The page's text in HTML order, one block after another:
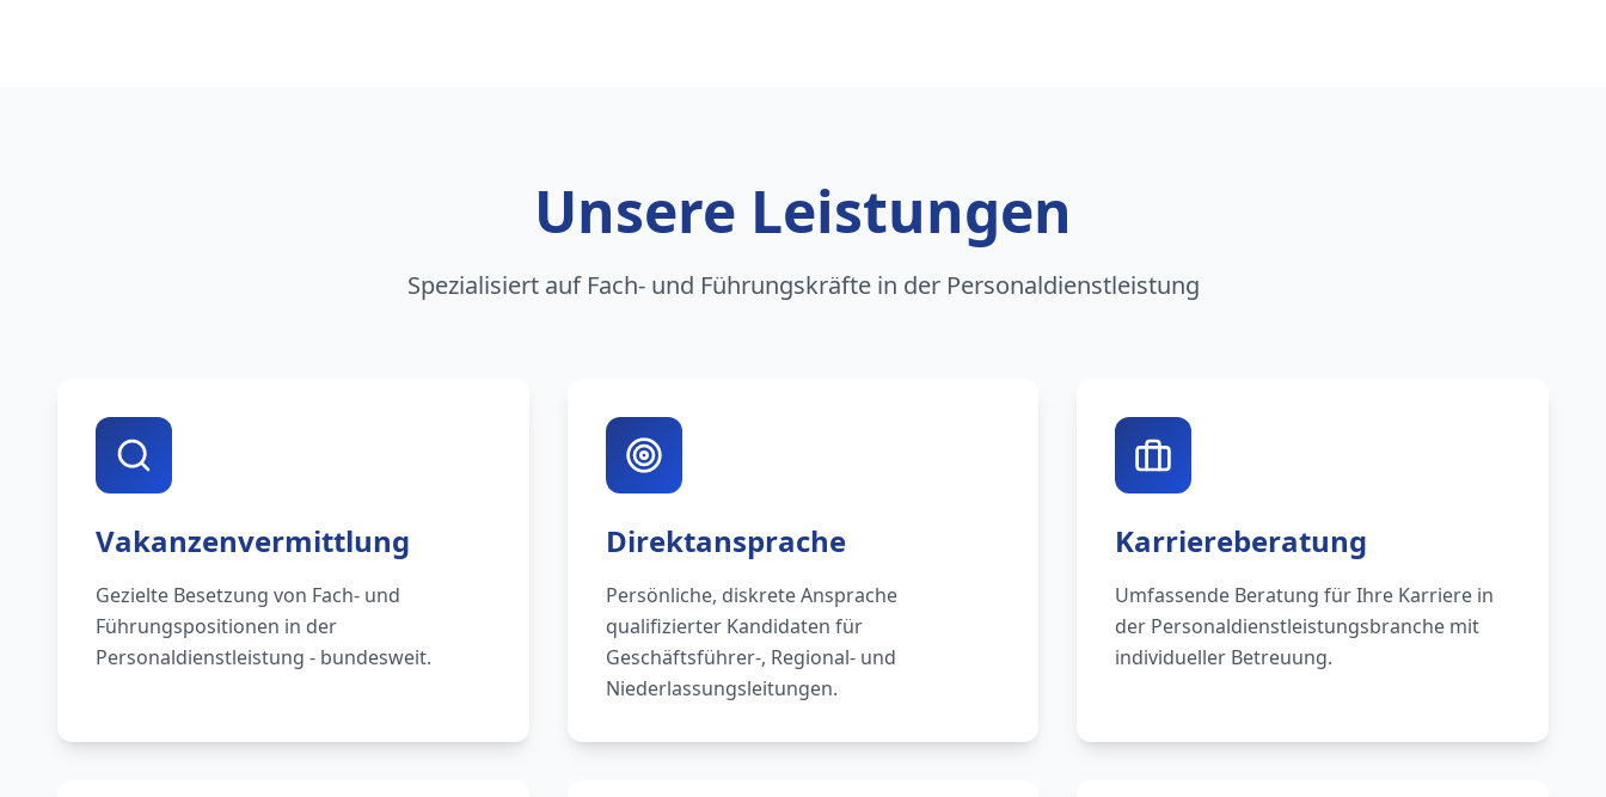
Unsere Leistungen
Spezialisiert auf Fach- und Führungskräfte in der Personaldienstleistung
Vakanzenvermittlung
Gezielte Besetzung von Fach- und
Führungspositionen in der
Personaldienstleistung - bundesweit.
Direktansprache
Persönliche, diskrete Ansprache
qualifizierter Kandidaten für
Geschäftsführer-, Regional- und
Niederlassungsleitungen.
Karriereberatung
Umfassende Beratung für Ihre Karriere in
der Personaldienstleistungsbranche mit
individueller Betreuung.